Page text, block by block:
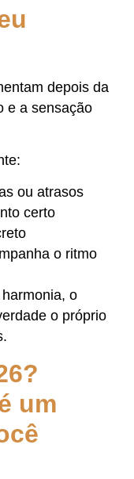
depois da
e a sensação
ou atrasos
certo
o ritmo
o
o próprio
um